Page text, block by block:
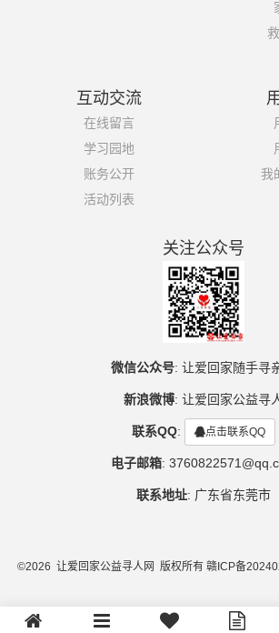
互动交流
在线留言
学习园地
账务公开
活动列表
我
关注公众号
微信公众号: 让爱回家随手寻
新浪微博: 让爱回家公益寻
联系QQ: 点击联系QQ
电子邮箱:
联系地址: 广东省东莞市
©2026 让爱回家公益寻人网 版权所有 赣ICP备